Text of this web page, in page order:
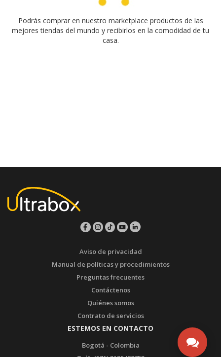
Podrás comprar en nuestro marketplace productos de las
mejores tiendas del mundo y recibirlos en la comodidad de tu
casa.
Aviso de privacidad
Manual de políticas y procedimientos
Preguntas frecuentes
Contáctenos
Quiénes somos
Contrato de servicios
ESTEMOS EN CONTACTO
Bogotá - Colombia